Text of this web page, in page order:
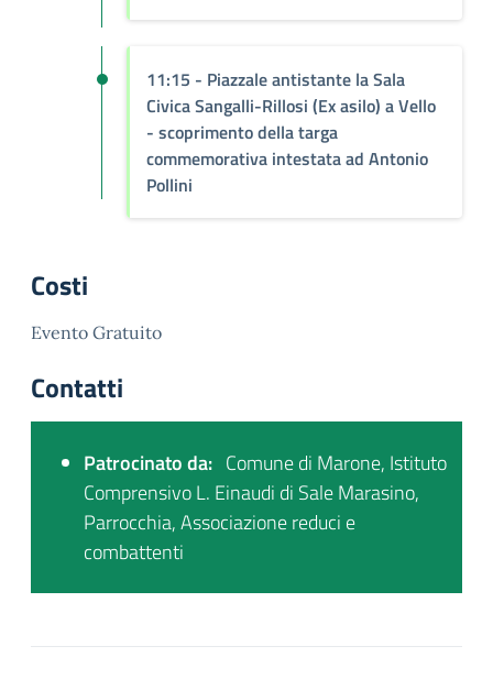
11:15 - Piazzale antistante la Sala
Civica Sangalli-Rillosi (Ex asilo) a Vello
- scoprimento della targa
commemorativa intestata ad Antonio
Pollini
Costi
Evento Gratuito
Contatti
Patrocinato da: Comune di Marone, Istituto
Comprensivo L. Einaudi di Sale Marasino,
Parrocchia, Associazione reduci e
combattenti